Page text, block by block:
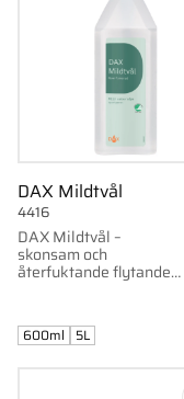
DAX Mildtvål
DAX Mildtvål –
skonsam och
återfuktande flytande
4416
600ml 5L